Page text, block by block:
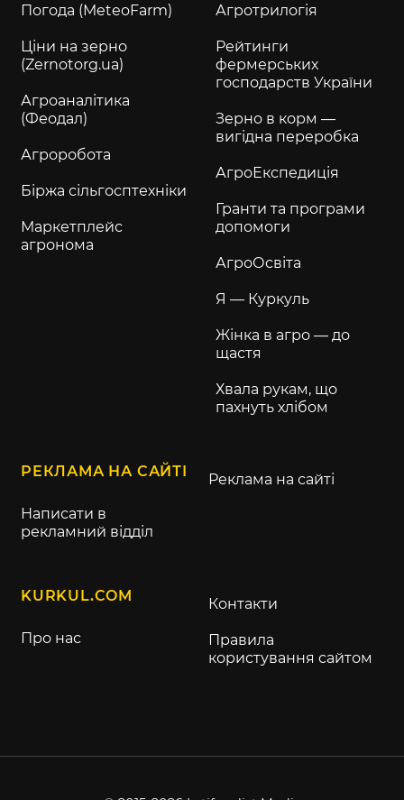
Погода (MeteoFarm)
Ціни на зерно
(Zernotorg.ua)
Агроаналітика
(Феодал)
Агроробота
Біржа сільгосптехніки
Маркетплейс
агронома
Агротрилогія
Рейтинги
фермерських
господарств України
Зерно в корм —
вигідна переробка
АгроЕкспедиція
Гранти та програми
допомоги
АгроОсвіта
Я — Куркуль
Жінка в агро — до
щастя
Хвала рукам, що
пахнуть хлібом
РЕКЛАМА НА САЙТІ
Написати в
рекламний відділ
Реклама на сайті
KURKUL.COM
Про нас
Контакти
Правила
користування сайтом